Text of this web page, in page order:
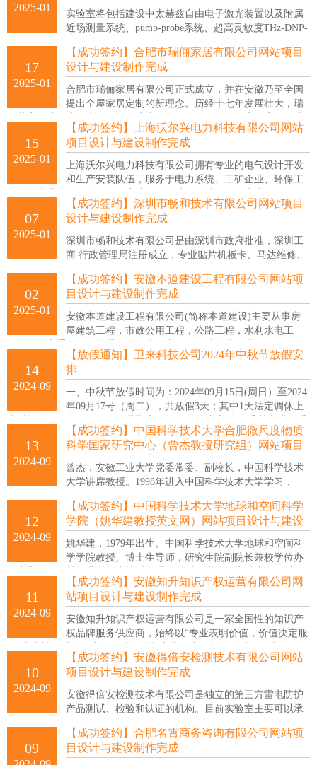
2025-01
实验室将包括建设中太赫兹自由电子激光装置以及附属
近场测量系统、pump-probe系统、超高灵敏度THz-DNP-
能谱、软X射线吸收谱、红外光谱线站、以及红外自由电子激光装置
等，开展前沿科学研究。
17
2025-01
【成功签约】合肥市瑞俪家居有限公司网站项目
设计与建设制作完成
合肥市瑞俪家居有限公司正式成立，并在安徽乃至全国
提出全屋家居定制的新理念。历经十七年发展壮大，瑞
15
2025-01
【成功签约】上海沃尔兴电力科技有限公司网站
项目设计与建设制作完成
上海沃尔兴电力科技有限公司拥有专业的电气设计开发
和生产安装队伍，服务于电力系统、工矿企业、环保工
的设备供应及施工，拥有优良的生产和制造工艺，产品质量稳定可
靠，售后服务及时周到。
07
2025-01
【成功签约】深圳市畅和技术有限公司网站项目
设计与建设制作完成
深圳市畅和技术有限公司是由深圳市政府批准，深圳工
商 行政管理局注册成立，专业贴片机板卡、马达维修、
善地为客户提供全方位支持，是中国大陆从事这一行业专业专一的公
02
2025-01
【成功签约】安徽本道建设工程有限公司网站项
目设计与建设制作完成
安徽本道建设工程有限公司(简称本道建设)主要从事房
屋建筑工程，市政公用工程，公路工程，水利水电工
市园林绿化工程，消防设施工程，城市及道路照明工程，环保工程施
工，机电安装工程，房屋拆除工程施工。
14
2024-09
【放假通知】卫来科技公司2024年中秋节放假安
排
一、中秋节放假时间为：2024年09月15日(周日）至2024
年09月17号（周二），共放假3天；其中1天法定调休上
头工作，并告知客户我司放假安排，根据工作进展情况，可自行申请
值班加班（相关值班人员按节假日标准发放3倍基本工资、按休息日标
准发放2倍基本工资）；
13
2024-09
【成功签约】中国科学技术大学合肥微尺度物质
科学国家研究中心（曾杰教授研究组）网站项目
设计与建设制作完成
曾杰，安徽工业大学党委常委、副校长，中国科学技术
大学讲席教授。1998年进入中国科学技术大学学习，
建国院士。2008年赴美，在美国圣路易斯华盛顿大学夏幼南教授研究
团队工作。2012年，回到中国科学技术大学合肥微尺度物质科学国家
研究中心任教授。2022年9月，受聘中国科学技术大学讲席教授，同年
11月起任安徽工业大学党委常委、副校长。入选国家杰出青年科学基
金、国家“万人计划”科技创新领军人才、英国皇家化学会会士
12
2024-09
【成功签约】中国科学技术大学地球和空间科学
学院（姚华建教授英文网）网站项目设计与建设
制作完成
姚华建，1979年出生。中国科学技术大学地球和空间科
学学院教授、博士生导师，研究生院副院长兼校学位办
长，中国地震学会副理事长，安徽省地球物理学会常务理事。国家杰
出青年基金（2021）和优秀青年基金获得者（2012）， 2020年获得第
十六届中国青年科技奖。2016年获得中国地震局防震减灾科技成果一
等奖，2017年获得中国地球物理学会科技进步一等奖。
11
2024-09
【成功签约】安徽知升知识产权运营有限公司网
站项目设计与建设制作完成
安徽知升知识产权运营有限公司是一家全国性的知识产
权品牌服务供应商，始终以“专业表明价值，价值决定服
10
2024-09
【成功签约】安徽得倍安检测技术有限公司网站
项目设计与建设制作完成
安徽得倍安检测技术有限公司是独立的第三方雷电防护
产品测试、检验和认证的机构。目前实验室主要可以承
（SPD），电信和信号网络电涌保护器（ SPD ），雷电防护系统部件
（LPSC），MOV，GDT等防雷装置和元器件的检测、认证和技术服
09
【成功签约】合肥名霄商务咨询有限公司网站项
目设计与建设制作完成